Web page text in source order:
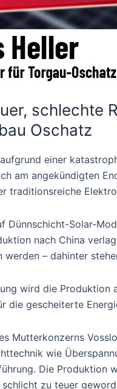
schlechte
Oschatz
einer
am angekündigten
traditionsreiche
Dünnschicht-Solar-
nach China
– dahinter
wird die Produktion
die gescheiterte
Mutterkonzerns
wie
Die Produktion
zu teuer